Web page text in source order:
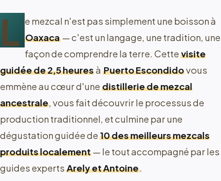
L e mezcal n'est pas simplement une boisson à
Oaxaca— c'est un langage, une tradition, une
façon de comprendre la terre. Cette visite
guidée de 2,5 heuresàPuerto Escondidovous
emmène au cœur d'une distillerie de mezcal
ancestrale, vous fait découvrir le processus de
production traditionnel, et culmine par une
dégustation guidée de 10 des meilleurs mezcals
produits localement — le tout accompagné par les
guides experts Arely et Antoine.